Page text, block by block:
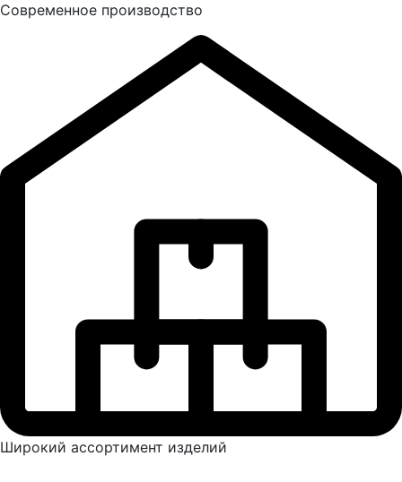
Современное производство
Широкий ассортимент изделий